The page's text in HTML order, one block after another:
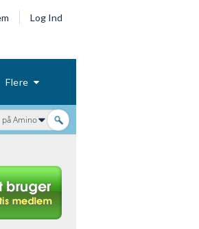
Log Ind
Flere
på Amino